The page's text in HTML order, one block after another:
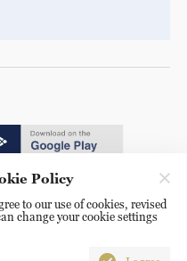
Reserved. 16A
Policy
to our use of cookies, revised
change your cookie settings